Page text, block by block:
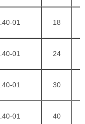
01 18
01 24
01 30
01 40